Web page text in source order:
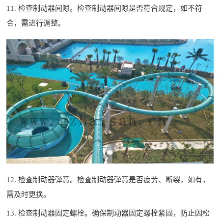
11. 检查制动器间隙。检查制动器间隙是否符合规定，如不符
合，需进行调整。
12. 检查制动器弹簧。检查制动器弹簧是否疲劳、断裂，如有，
需及时更换。
13. 检查制动器固定螺栓。确保制动器固定螺栓紧固，防止因松